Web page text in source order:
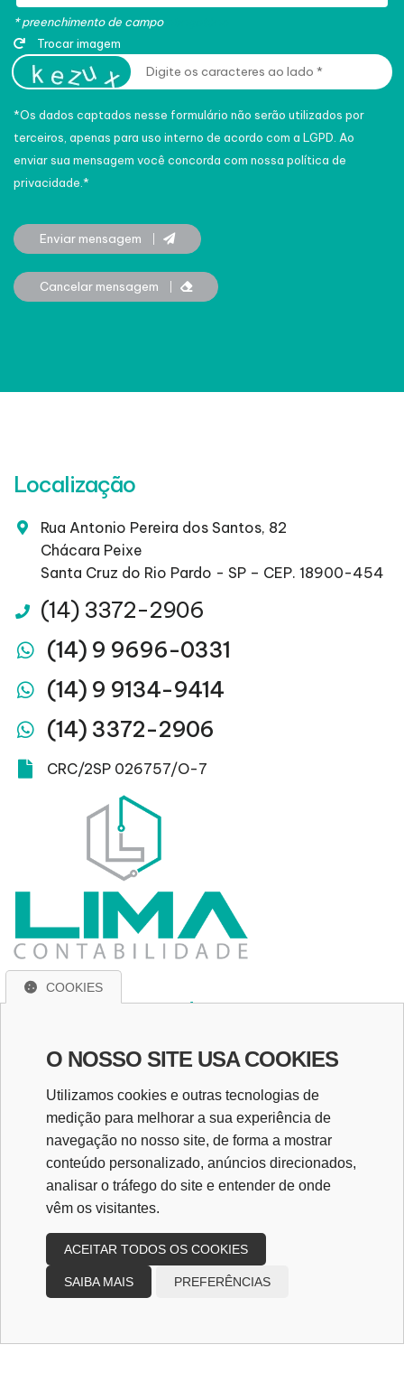
* preenchimento de campo
Trocar imagem
*Os dados captados nesse formulário não serão utilizados por
terceiros, apenas para uso interno de acordo com a LGPD . Ao
enviar sua mensagem você concorda com nossa política de
privacidade.*
Enviar mensagem
Cancelar mensagem
Localização
Rua Antonio Pereira dos Santos, 82
Chácara Peixe
Santa Cruz do Rio Pardo - SP – CEP. 18900-454
(14) 3372-2906
(14) 9 9696-0331
(14) 9 9134-9414
(14) 3372-2906
CRC/2SP 026757/O-7
Entre em Contato!
Caso tenha dúvidas sobre nossos serviços, envie
contato@limaescritorio.com.bre nossa equipe
entrará em contato!
Redes Sociais
Copyright 2026
COOKIES
O NOSSO SITE USA COOKIES
Utilizamos cookies e outras tecnologias de
medição para melhorar a sua experiência de
navegação no nosso site, de forma a mostrar
conteúdo personalizado, anúncios direcionados,
analisar o tráfego do site e entender de onde
vêm os visitantes.
ACEITAR TODOS OS COOKIES
SAIBA MAIS PREFERÊNCIAS